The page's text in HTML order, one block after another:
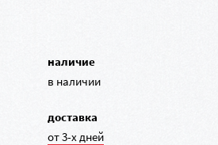
наличие
в наличии
доставка
от 3-х дней